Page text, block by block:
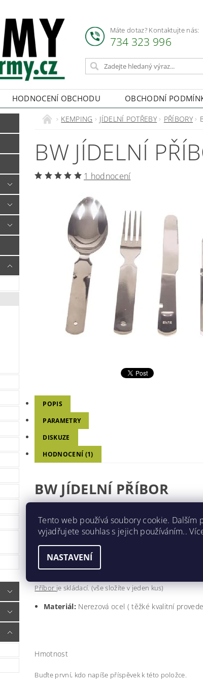
Máte dotaz? Kontaktujte nás:
734 323 996
HODNOCENÍ OBCHODU OBCHODNÍ
KEMPING JÍDELNÍ POTŘEBY PŘÍBORY
BW JÍDELNÍ
1 hodnocení
POPIS
PARAMETRY
DISKUZE
HODNOCENÍ (1)
BW JÍDELNÍ PŘÍBOR
Příbor obsahuje:
nůž
vidlička
lžíce
otvírák na lahve a na konzervy
Příborje skládací. (vše složíte v jeden kus)
Materiál: Nerezová ocel ( těžké kvalitní
Hmotnost
Buďte první, kdo napíše příspěvek k této položce.
Tento web používá soubory cookie. Dalším
vyjadřujete souhlas s jejich používáním..
NASTAVENÍ